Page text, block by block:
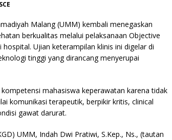
Malang (UMM) kembali menegaskan
berkualitas melalui pelaksanaan Objective
Ujian keterampilan klinis ini digelar di
tinggi yang dirancang menyerupai
mahasiswa keperawatan karena tidak
komunikasi terapeutik, berpikir kritis, clinical
gawat darurat.
UMM, Indah Dwi Pratiwi, S.Kep., Ns., (tautan